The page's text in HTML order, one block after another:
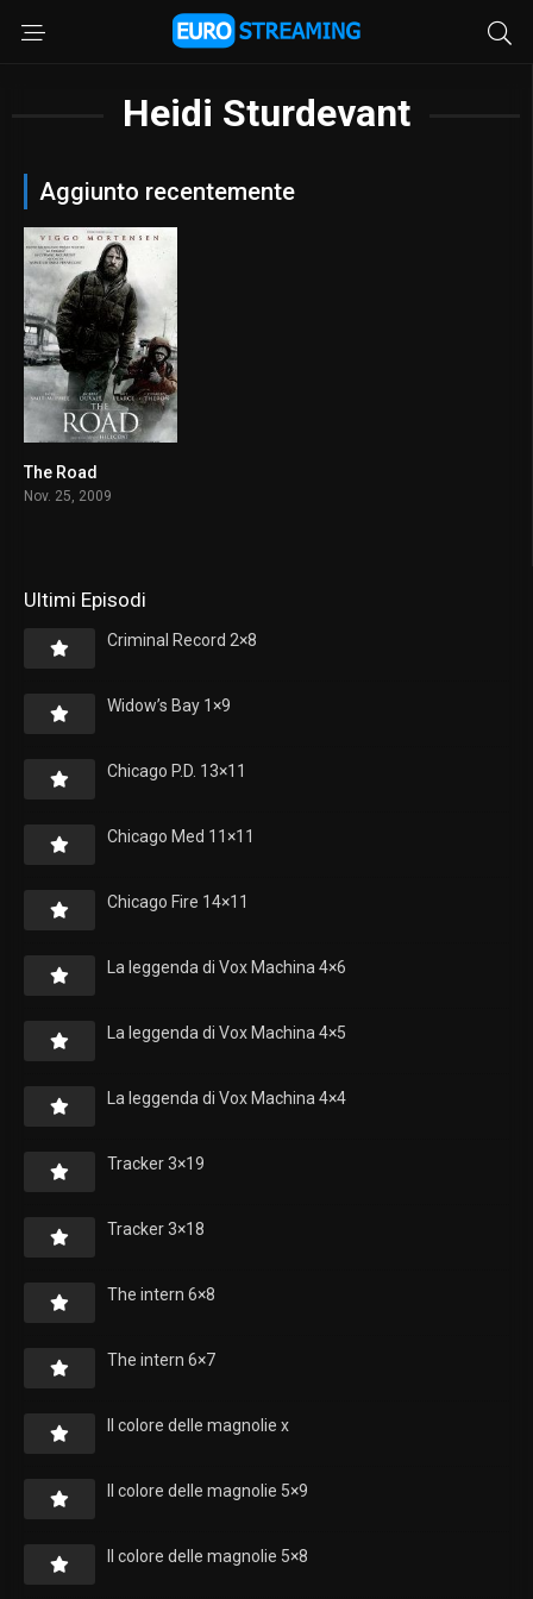
Heidi Sturdevant
Aggiunto recentemente
The Road
Nov. 25, 2009
Ultimi Episodi
Criminal Record 2×8
Widow’s Bay 1×9
Chicago P.D. 13×11
Chicago Med 11×11
Chicago Fire 14×11
La leggenda di Vox Machina 4×6
La leggenda di Vox Machina 4×5
La leggenda di Vox Machina 4×4
Tracker 3×19
Tracker 3×18
The intern 6×8
The intern 6×7
Il colore delle magnolie x
Il colore delle magnolie 5×9
Il colore delle magnolie 5×8